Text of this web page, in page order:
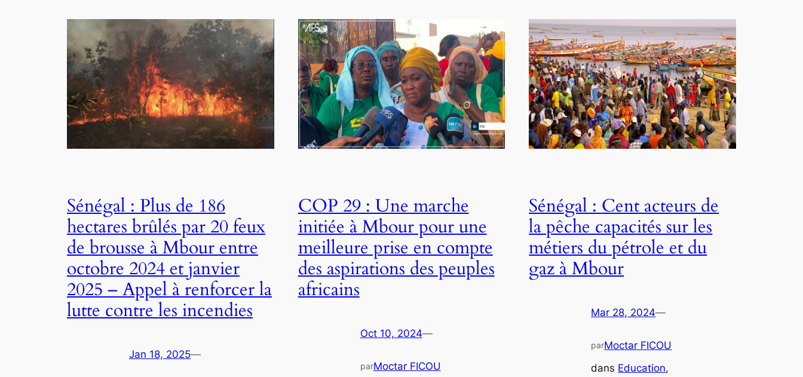
Sénégal : Plus de 186
hectares brûlés par 20 feux
de brousse à Mbour entre
octobre 2024 et janvier
2025 – Appel à renforcer la
lutte contre les incendies
Jan 18, 2025—
COP 29 : Une marche
initiée à Mbour pour une
meilleure prise en compte
des aspirations des peuples
africains
Oct 10, 2024—
parMoctar FICOU
Sénégal : Cent acteurs de
la pêche capacités sur les
métiers du pétrole et du
gaz à Mbour
Mar 28, 2024—
parMoctar FICOU
dans Education